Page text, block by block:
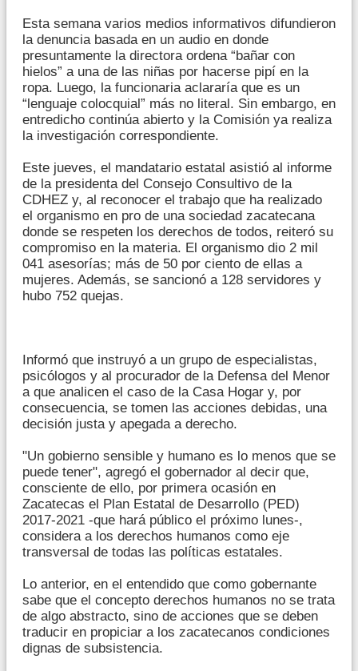
Esta semana varios medios informativos difundieron
la denuncia basada en un audio en donde
presuntamente la directora ordena “bañar con
hielos” a una de las niñas por hacerse pipí en la
ropa. Luego, la funcionaria aclararía que es un
“lenguaje colocquial” más no literal. Sin embargo, en
entredicho continúa abierto y la Comisión ya realiza
la investigación correspondiente.
Este jueves, el mandatario estatal asistió al informe
de la presidenta del Consejo Consultivo de la
CDHEZ y, al reconocer el trabajo que ha realizado
el organismo en pro de una sociedad zacatecana
donde se respeten los derechos de todos, reiteró su
compromiso en la materia. El organismo dio 2 mil
041 asesorías; más de 50 por ciento de ellas a
mujeres. Además, se sancionó a 128 servidores y
hubo 752 quejas.
Informó que instruyó a un grupo de especialistas,
psicólogos y al procurador de la Defensa del Menor
a que analicen el caso de la Casa Hogar y, por
consecuencia, se tomen las acciones debidas, una
decisión justa y apegada a derecho.
"Un gobierno sensible y humano es lo menos que se
puede tener", agregó el gobernador al decir que,
consciente de ello, por primera ocasión en
Zacatecas el Plan Estatal de Desarrollo (PED)
2017-2021 -que hará público el próximo lunes-,
considera a los derechos humanos como eje
transversal de todas las políticas estatales.
Lo anterior, en el entendido que como gobernante
sabe que el concepto derechos humanos no se trata
de algo abstracto, sino de acciones que se deben
traducir en propiciar a los zacatecanos condiciones
dignas de subsistencia.